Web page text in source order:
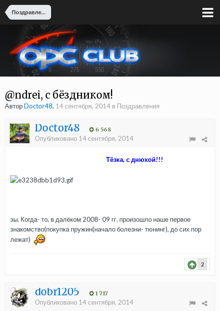
Поздравления
@ndrei, с бёздником!
АвторDoctor48, 14 сентября, 2014 в Поздравления
Doctor48 6 568
Опубликовано 14 сентября, 2014
Тёзка, с днюхой!!!
зы. Когда- то, в далёком 2008- 09 гг. произошло наше первое
знакомство(покупка пружин(начало болезни- тюнинг), до сих пор
лежат)
2
dobr1205 1 717
Опубликовано 14 сентября, 2014